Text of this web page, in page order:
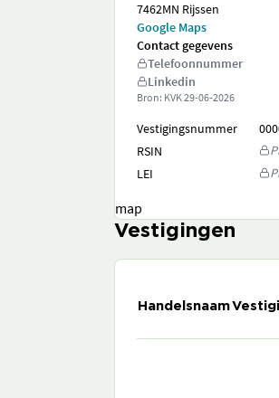
7462MN Rijssen
Google Maps
Contact gegevens
Telefoonnummer
Linkedin
Bron: KVK29-06-2026
Vestigingsnummer
RSIN
LEI
map
Vestigingen
Handelsnaam